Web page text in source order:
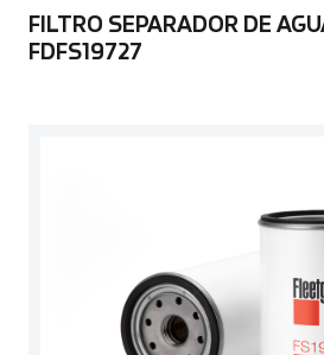
FILTRO SEPARADOR DE
FDFS19727